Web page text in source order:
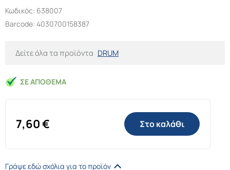
Κωδικός: 638007
Barcode: 4030700158387
Δείτε όλα τα προϊόντα DRUM
ΣΕ ΑΠΌΘΕΜΑ
7,60€ Στο καλάθι
Γράψε εδώ σχόλια για το προϊόν